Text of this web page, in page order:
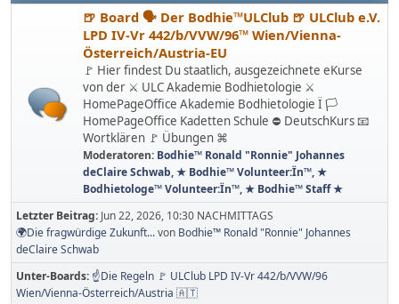
🍺 Board 🗣 Der Bodhie™ULClub 🍺 ULClub e.V.
LPD IV-Vr 442/b/VVW/96™ Wien/Vienna-
Österreich/Austria-EU
🚩 Hier findest Du staatlich, ausgezeichnete eKurse
von der ⚔ ULC Akademie Bodhietologie ⚔
HomePageOffice Akademie Bodhietologie Ï 🏳
HomePageOffice Kadetten Schule ⛔ DeutschKurs 📧
Wortklären 🚩 Übungen ⌘
Moderatoren: Bodhie™ Ronald "Ronnie" Johannes
deClaire Schwab,★ Bodhie™ Volunteer:Ïn™,★
Bodhietologe™ Volunteer:Ïn™,★ Bodhie™ Staff ★
Letzter Beitrag: Jun 22, 2026, 10:30 NACHMITTAGS
🌍Die fragwürdige Zukunft...von Bodhie™ Ronald "Ronnie" Johannes
deClaire Schwab
Unter-Boards ☝Die Regeln 🚩 ULClub LPD IV-Vr 442/b/VVW/96
Wien/Vienna-Österreich/Austria 🇦🇹